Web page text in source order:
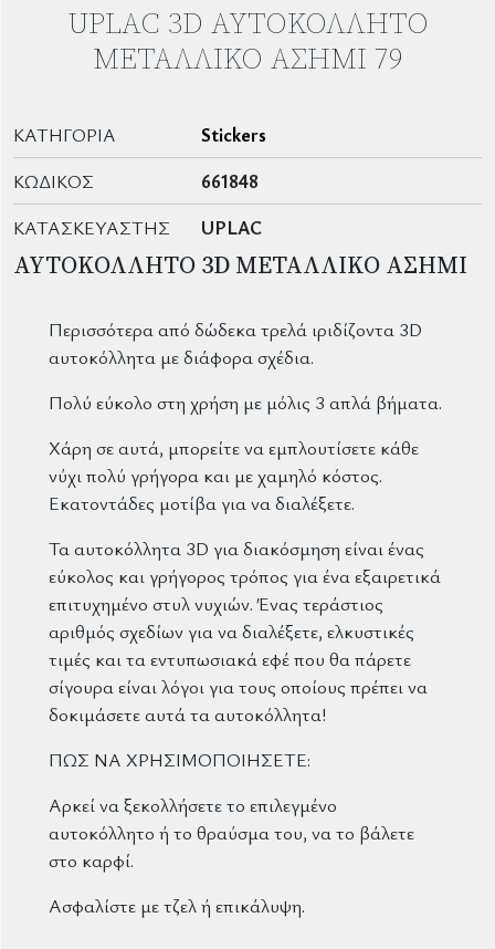
UPLAC 3D ΑΥΤΟΚΌΛΛΗΤΟ
ΜΕΤΑΛΛΙΚΌ ΑΣΗΜΊ 79
ΚΑΤΗΓΟΡΊΑ
Stickers
ΚΩΔΙΚΌΣ
661848
ΚΑΤΑΣΚΕΥΑΣΤΉΣ
UPLAC
ΑΥΤΟΚΟΛΛΗΤΟ 3D ΜΕΤΑΛΛΙΚΟ ΑΣΗΜΙ
Περισσότερα από δώδεκα τρελά ιριδίζοντα 3D
αυτοκόλλητα με διάφορα σχέδια.
Πολύ εύκολο στη χρήση με μόλις 3 απλά βήματα.
Χάρη σε αυτά, μπορείτε να εμπλουτίσετε κάθε
νύχι πολύ γρήγορα και με χαμηλό κόστος.
Εκατοντάδες μοτίβα για να διαλέξετε.
Τα αυτοκόλλητα 3D για διακόσμηση είναι ένας
εύκολος και γρήγορος τρόπος για ένα εξαιρετικά
επιτυχημένο στυλ νυχιών. Ένας τεράστιος
αριθμός σχεδίων για να διαλέξετε, ελκυστικές
τιμές και τα εντυπωσιακά εφέ που θα πάρετε
σίγουρα είναι λόγοι για τους οποίους πρέπει να
δοκιμάσετε αυτά τα αυτοκόλλητα!
ΠΩΣ ΝΑ ΧΡΗΣΙΜΟΠΟΙΗΣΕΤΕ:
Αρκεί να ξεκολλήσετε το επιλεγμένο
αυτοκόλλητο ή το θραύσμα του, να το βάλετε
στο καρφί.
Ασφαλίστε με τζελ ή επικάλυψη.